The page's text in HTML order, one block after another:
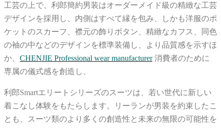
工芸の上で、利郎簡約男装はオーダーメイド級の精緻な工芸
デザインを採用し、内側はすべて縁を包み、しかも洋服のポ
ケットのスカーフ、襟元の飾りボタン、精緻なカフス、同色
の袖の中などのデザインを標準装備し、より品質感を示すほ
か、 CHENJIE Professional wear manufacturer消費者のために
専属の儀式感を創造し、
利郎Smartエリートシリーズのスーツは、若い世代に新しい
着こなし体験をもたらします。リーランが男装を約束したこ
とも、スーツ類のより多くの創造性と未来の無限の可能性を